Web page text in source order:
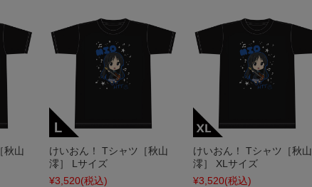
秋山
けいおん！ Tシャツ［秋山
澪］ Lサイズ
¥3,520(税込)
けいおん！ Tシャツ［秋山
澪］ XLサイズ
¥3,520(税込)